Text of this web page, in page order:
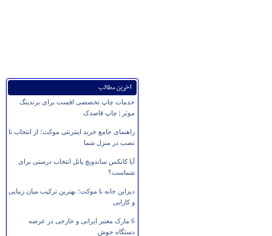
آخرین مطالب
خدمات چاپ تخصصی افست برای برندینگ
موثر | چاپ قاصدک
راهنمای جامع خرید اینترنتی موکت؛ از انتخاب تا
نصب در منزل شما
آیا کانکس ساندویچ پانل انتخاب درستی برای
شماست؟
دیزاین خانه با موکت؛ بهترین ترکیب میان زیبایی
و کارایی
6 مارک معتبر ایرانی و خارجی در عرضه
دستگاه جوش